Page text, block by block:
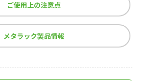
ご使用上の注意点
メタラック製品情報